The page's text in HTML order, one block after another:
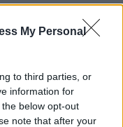
My Personal
to third parties, or
information for
below opt-out
note that after your
της ΔΕΗ για την
στην πολωνική αγορά